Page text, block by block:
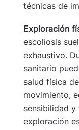
técnicas de
Exploración
escoliosis
exhaustivo.
sanitario
salud física
movimiento,
sensibilidad
exploración